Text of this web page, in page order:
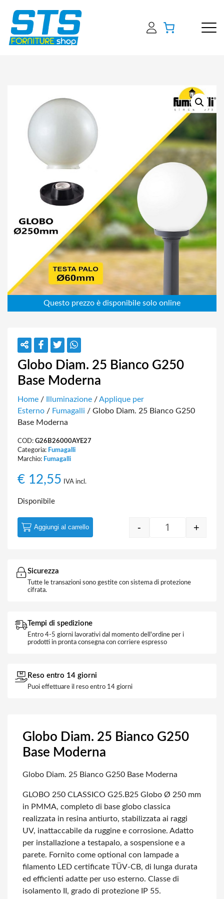
Globo Diam. 25 Bianco G250
Base Moderna
Home / Illuminazione /Applique per
Esterno / Fumagalli / Globo Diam. 25 Bianco G250
Base Moderna
COD: G26B26000AYE27
Categoria: Fumagalli
Marchio: Fumagalli
€ 12,55 IVA incl.
Disponibile
Globo Diam.
- +
Aggiungi al carrello
Sicurezza
Tutte le transazioni sono gestite con sistema di protezione
cifrata.
Tempi di spedizione
Entro 4-5 giorni lavorativi dal momento dell'ordine per i
prodotti in pronta consegna con corriere espresso
Reso entro 14 giorni
Puoi effettuare il reso entro 14 giorni
Globo Diam. 25 Bianco G250
Base Moderna
Globo Diam. 25 Bianco G250 Base Moderna
GLOBO 250 CLASSICO G25.B25 Globo Ø 250 mm
in PMMA, completo di base globo classica
realizzata in resina antiurto, stabilizzata ai raggi
UV, inattaccabile da ruggine e corrosione. Adatto
per installazione a testapalo, a sospensione e a
parete. Fornito come optional con lampade a
filamento LED certificate TÜV-CB, di lunga durata
ed efficienti adatte per uso esterno. Classe di
isolamento II, grado di protezione IP 55.